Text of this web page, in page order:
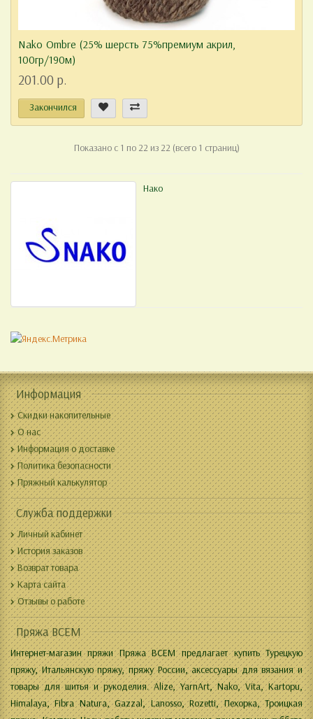
Nako Ombre (25% шерсть 75%премиум акрил,
100гр/190м)
201.00 р.
Закончился
Показано с 1 по 22 из 22 (всего 1 страниц)
Нако
Информация
Скидки накопительные
О нас
Информация о доставке
Политика безопасности
Пряжный калькулятор
Служба поддержки
Личный кабинет
История заказов
Возврат товара
Карта сайта
Отзывы о работе
Пряжа ВСЕМ
Интернет-магазин пряжи Пряжа ВСЕМ предлагает купить Турецкую
пряжу, Итальянскую пряжу, пряжу России, аксессуары для вязания и
товары для шитья и рукоделия. Alize, YarnArt, Nako, Vita, Kartopu,
Himalaya, Fibra Natura, Gazzal, Lanosso, Rozetti, Пехорка, Троицкая